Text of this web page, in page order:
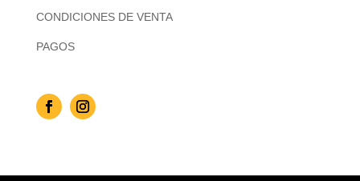
CONDICIONES DE VENTA
PAGOS